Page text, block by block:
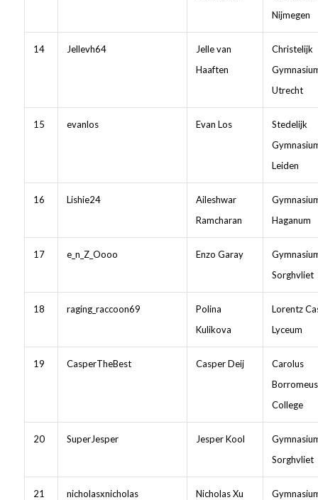
Nijmegen
14 Jellevh64
Jelle van
Haaften
Christelijk
Utrecht
15 evanlos Evan Los
Stedelijk
Leiden
16 Lishie24
Aileshwar
Ramcharan
Haganum
17 e_n_Z_Oooo Enzo Garay
Sorghvliet
18 raging_raccoon69
Polina
Kulikova
Lorentz
Lyceum
19 CasperTheBest Casper Deij
Carolus
Borromeus
College
20 SuperJesper Jesper Kool
Sorghvliet
21 nicholasxnicholas Nicholas Xu